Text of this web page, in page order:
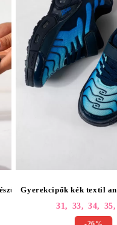
Amaris #25441
Gyerekcipők kék textil
31, 33, 34, 35,